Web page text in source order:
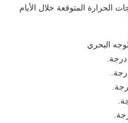
الحرارة المتوقعة خلال الأيام
البحري